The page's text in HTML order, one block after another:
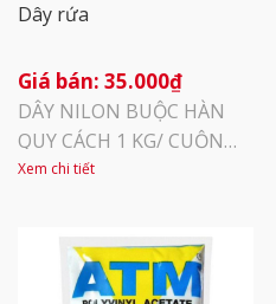
Dây rứa
35.000₫
DÂY NILON BUỘC HÀN
QUY CÁCH 1 KG/ CUỘN
MÀU : VÀNG, ĐỎ, XANH
HOẠT CHO VIỆC ĐÓNG
Xem chi tiết